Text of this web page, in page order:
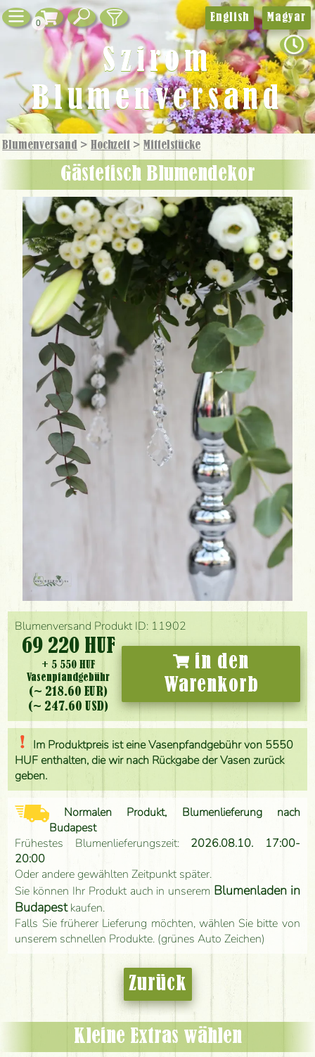
0
Blumenversand > Hochzeit > Mittelstücke
Gästetisch Blumendekor
Blumenversand Produkt ID: 11902
69 220 HUF
+ 5 550 HUF
Vasenpfandgebühr
(~ 218.60 EUR)
(~ 247.60 USD)
in den
Warenkorb
Im Produktpreis ist eine Vasenpfandgebühr von 5550
HUF enthalten, die wir nach Rückgabe der Vasen zurück
geben.
Normalen Produkt, Blumenlieferung nach
Budapest
Frühestes Blumenlieferungszeit: 2026.08.10. 17:00-
20:00
Oder andere gewählten Zeitpunkt später.
Sie können Ihr Produkt auch in unserem Blumenladen in
Budapestkaufen.
Falls Sie früherer Lieferung möchten, wählen Sie bitte von
unserem schnellen Produkte. (grünes Auto Zeichen)
Zurück
Kleine Extras wählen
English Magyar
Szirom
Blumenversand